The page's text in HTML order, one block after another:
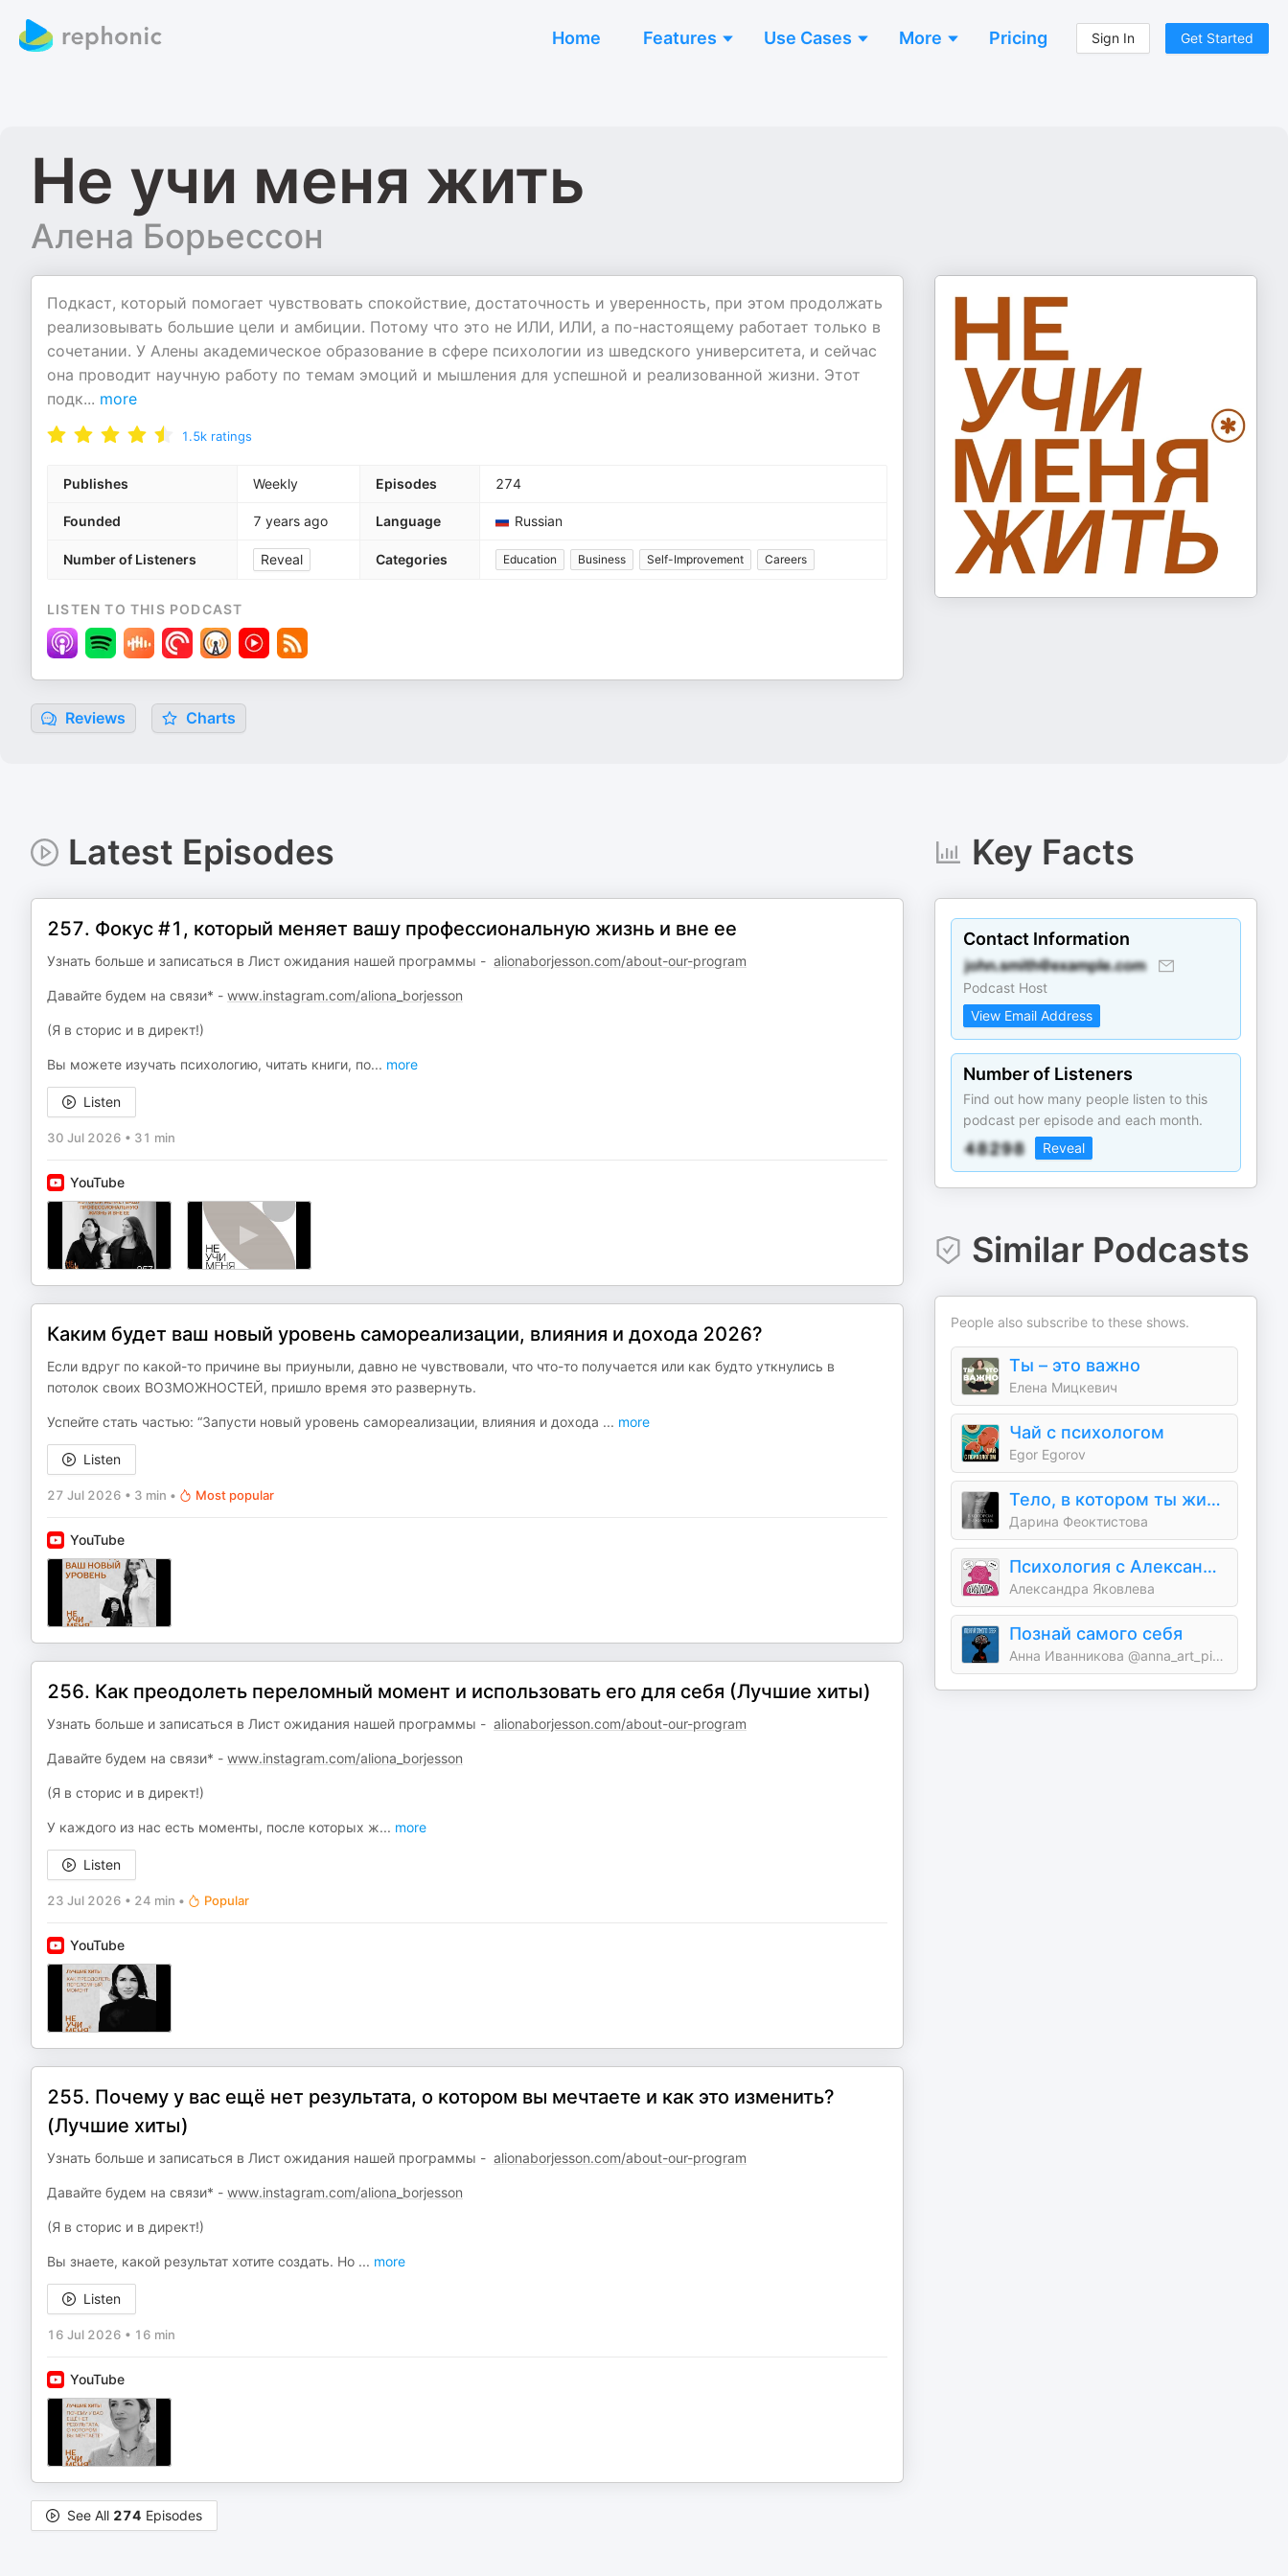
Home Features Use Cases More Pricing Sign In Get Started
Не учи меня жить
Алена Борьессон
Подкаст, который помогает чувствовать спокойствие, достаточность и уверенность, при этом продолжать
реализовывать большие цели и амбиции. Потому что это не ИЛИ, ИЛИ, а по-настоящему работает только в
сочетании. У Алены академическое образование в сфере психологии из шведского университета, и сейчас
она проводит научную работу по темам эмоций и мышления для успешной и реализованной жизни. Этот
подк... more
1.5k ratings
Publishes Weekly Episodes 274
Founded 7 years ago Language Russian
Number of Listeners Reveal Categories Education Business Self-Improvement Careers
LISTEN TO THIS PODCAST
Reviews Charts
Latest Episodes
257. Фокус #1, который меняет вашу профессиональную жизнь и вне ее
Узнать больше и записаться в Лист ожидания нашей программы - alionaborjesson.com/about-our-program
Давайте будем на связи* - www.instagram.com/aliona_borjesson
(Я в сторис и в директ!)
Вы можете изучать психологию, читать книги, по... more
Listen
30 Jul 2026 • 31 min
YouTube
Каким будет ваш новый уровень самореализации, влияния и дохода 2026?
Если вдруг по какой-то причине вы приуныли, давно не чувствовали, что что-то получается или как будто уткнулись в
потолок своих ВОЗМОЖНОСТЕЙ, пришло время это развернуть.
Успейте стать частью: “Запусти новый уровень самореализации, влияния и дохода ... more
Listen
27 Jul 2026 • 3 min • Most popular
YouTube
256. Как преодолеть переломный момент и использовать его для себя (Лучшие хиты)
Узнать больше и записаться в Лист ожидания нашей программы - alionaborjesson.com/about-our-program
Давайте будем на связи* - www.instagram.com/aliona_borjesson
(Я в сторис и в директ!)
У каждого из нас есть моменты, после которых ж... more
Listen
23 Jul 2026 • 24 min • Popular
YouTube
255. Почему у вас ещё нет результата, о котором вы мечтаете и как это изменить?
(Лучшие хиты)
Узнать больше и записаться в Лист ожидания нашей программы - alionaborjesson.com/about-our-program
Давайте будем на связи* - www.instagram.com/aliona_borjesson
(Я в сторис и в директ!)
Вы знаете, какой результат хотите создать. Но ... more
Listen
16 Jul 2026 • 16 min
YouTube
See All 274 Episodes
Key Facts
Contact Information
Podcast Host
View Email Address
Number of Listeners
Find out how many people listen to this
podcast per episode and each month.
Reveal
Similar Podcasts
People also subscribe to these shows.
Ты – это важно
Елена Мицкевич
Чай с психологом
Egor Egorov
Тело, в котором ты живешь | Больше, чем психология
Дарина Феоктистова
Психология с Александрой Яковлевой
Александра Яковлева
Познай самого себя
Анна Иванникова @anna_art_piano